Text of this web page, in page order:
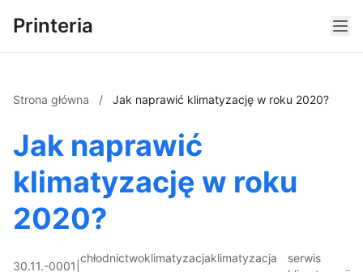
Printeria
Strona główna / Jak naprawić klimatyzację w roku 2020?
Jak naprawić
klimatyzację w roku
2020?
30.11.-0001
chłodnictwoklimatyzacjaklimatyzacja
serwis